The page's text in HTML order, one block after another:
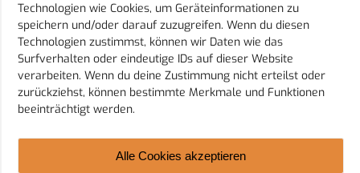
Technologien wie Cookies, um Geräteinformationen zu
speichern und/oder darauf zuzugreifen. Wenn du diesen
Technologien zustimmst, können wir Daten wie das
Surfverhalten oder eindeutige IDs auf dieser Website
verarbeiten. Wenn du deine Zustimmung nicht erteilst oder
zurückziehst, können bestimmte Merkmale und Funktionen
beeinträchtigt werden.
Alle Cookies akzeptieren
Sport Club Eurasburg e.V.
Schulstraße 18
86495 Eurasburg
E-Mail:vorstand@sc-eurasburg.de
Telefon: 08208 9598808
© 2026 Sport Club Eurasburg